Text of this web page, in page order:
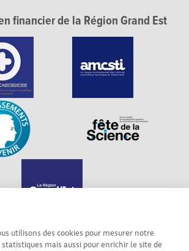
utilisons des cookies pour mesurer notre
mais aussi pour enrichir le site de
financier de la Région Grand Est